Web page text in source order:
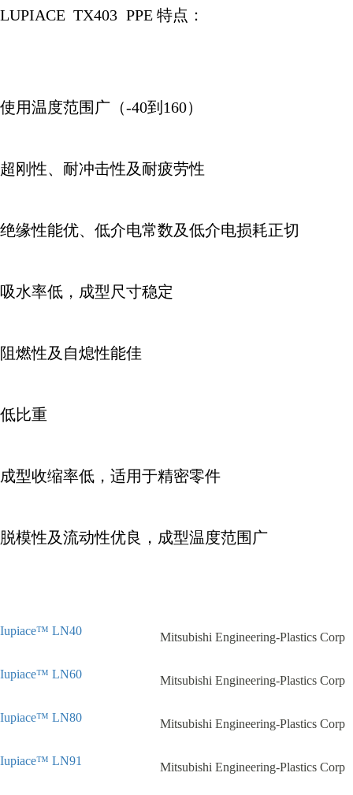
LUPIACE TX403 PPE 特点：
使用温度范围广（-40到 160）
超刚性、耐冲击性及耐疲劳性
绝缘性能优、低介电常数及低介电损耗正切
吸水率低，成型尺寸稳定
阻燃性及自熄性能佳
低比重
成型收缩率低，适用于精密零件
脱模性及流动性优良，成型温度范围广
Iupiace™ LN40 Mitsubishi Engineering-Plastics Corp
Iupiace™ LN60 Mitsubishi Engineering-Plastics Corp
Iupiace™ LN80 Mitsubishi Engineering-Plastics Corp
Iupiace™ LN91 Mitsubishi Engineering-Plastics Corp